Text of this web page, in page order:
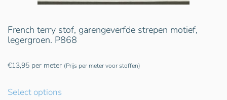
French terry stof, garengeverfde strepen motief,
legergroen. P868
€13,95 per meter (Prijs per meter voor stoffen)
Select options